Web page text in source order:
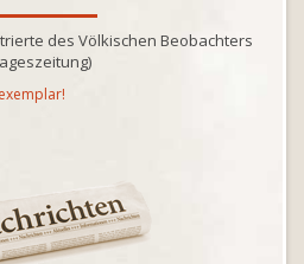
des Völkischen Beobachters